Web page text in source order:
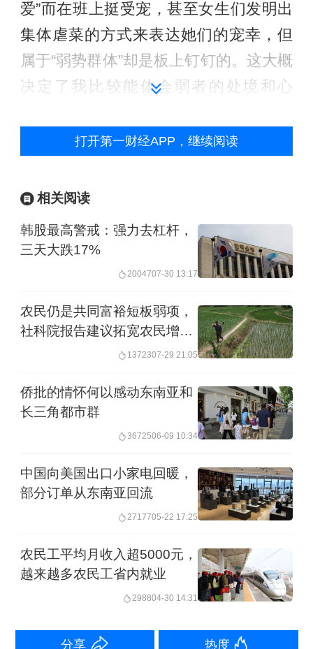
爱”而在班上挺受宠，甚至女生们发明出
集体虐菜的方式来表达她们的宠幸，但
属于“弱势群体”却是板上钉钉的。这大概
决定了我比较能体会弱者的处境和心
称左派的原因，因为在我看来“左”就是站
得利益抗争。当然人最擅长的是自欺和
称自己才是代表大多数人的利益——这
正是思想和意识形态斗争的场域。近年
题，就被暂时命名为“弱者的强力意志”。
“弱者的强力意志”这个命名，明眼人一看
就知道是由两个部分拼贴而成的，因而
带有某种反讽意味。“强力意志”当然来自
尼采，不过一般人以为尼采的强力意志
就是在歌颂强者的权力，连纳粹都急着
要认祖宗，而称自己的横行于世是“意志
的胜利”。但其实尼采对普鲁士帝国当时
富钥匙的容克贵族完全不屑一顾，他心
目中真正的强者是精神力出类拔萃之
打开第一财经APP，继续阅读
相关阅读
韩股最高警戒：强力去杠杆，
三天大跌17%
2004707-30 13:17
农民仍是共同富裕短板弱项，
社科院报告建议拓宽农民增收
1372307-29 21:05
侨批的情怀何以感动东南亚和
长三角都市群
3672506-09 10:34
中国向美国出口小家电回暖，
部分订单从东南亚回流
2717705-22 17:25
农民工平均月收入超5000元，
越来越多农民工省内就业
298804-30 14:31
分享 热度